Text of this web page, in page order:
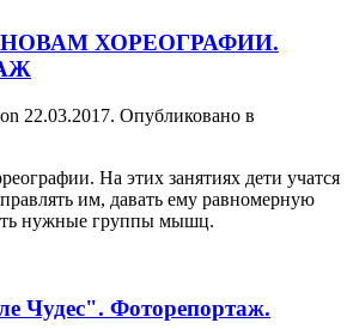
ХОРЕОГРАФИИ.
22.03.2017. Опубликовано в
На этих занятиях дети учатся
им, давать ему равномерную
нужные группы мышц.
Чудес". Фоторепортаж.